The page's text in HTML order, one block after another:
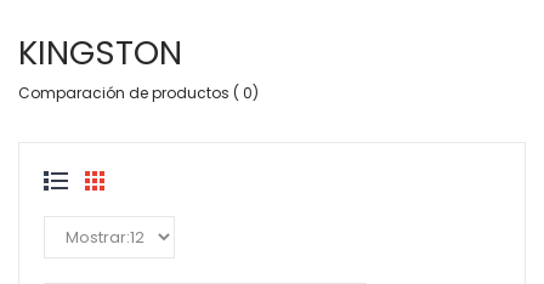
KINGSTON
Comparación de productos ( 0)